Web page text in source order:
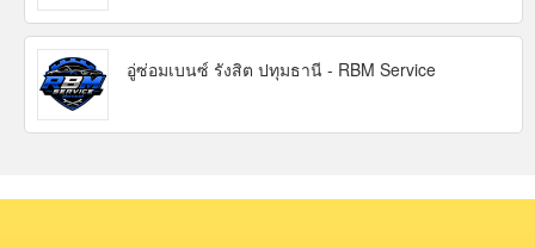
อู่ซ่อมเบนซ์ รังสิต ปทุมธานี - RBM Service